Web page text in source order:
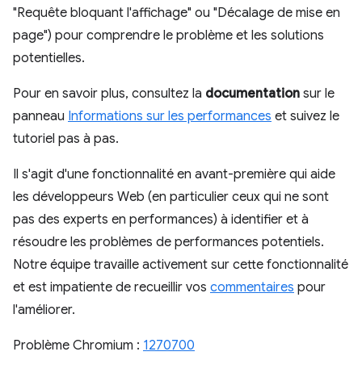
"Requête bloquant l'affichage" ou "Décalage de mise en
page") pour comprendre le problème et les solutions
potentielles.
Pour en savoir plus, consultez la documentation sur le
panneau Informations sur les performances et suivez le
tutoriel pas à pas.
Il s'agit d'une fonctionnalité en avant-première qui aide
les développeurs Web (en particulier ceux qui ne sont
pas des experts en performances) à identifier et à
résoudre les problèmes de performances potentiels.
Notre équipe travaille activement sur cette fonctionnalité
et est impatiente de recueillir vos commentaires pour
l'améliorer.
Problème Chromium : 1270700